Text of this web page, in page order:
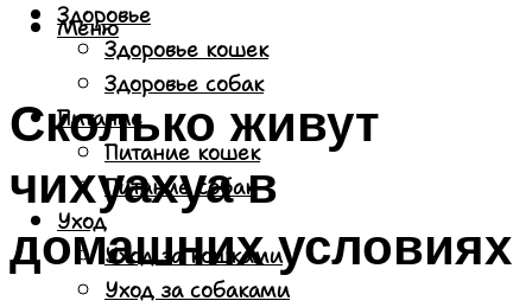
Здоровье
Здоровье кошек
Здоровье собак
Питание
Питание кошек
Питание собак
Уход
Уход за кошками
Уход за собаками
Меню
Сколько живут
чихуахуа в
домашних условиях